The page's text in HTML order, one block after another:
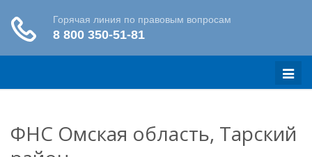
Меню
ФНС Омская область, Тарский